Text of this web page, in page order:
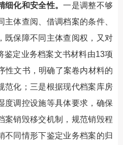
细化和安全性。一是调整不够
体查阅、借调档案的条件、
既保障不同主体查阅权，又对
鉴定业务档案文书材料由13项
性文书，明确了案卷内材料的
范化；三是根据现代档案库房
度调控设施等具体要求，确保
案销毁移交机制，规范销毁程
不同情形下鉴定业务档案的归